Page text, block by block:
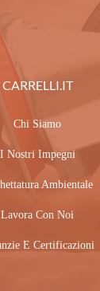
CARRELLI.IT
Chi Siamo
I Nostri Impegni
Ambientale
Lavora Con Noi
E Certificazioni